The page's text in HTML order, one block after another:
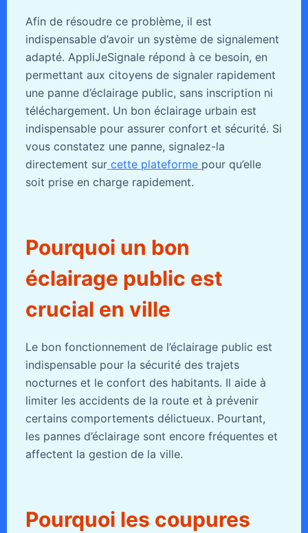
Afin de résoudre ce problème, il est
indispensable d’avoir un système de signalement
adapté. AppliJeSignale répond à ce besoin, en
permettant aux citoyens de signaler rapidement
une panne d’éclairage public, sans inscription ni
téléchargement. Un bon éclairage urbain est
indispensable pour assurer confort et sécurité. Si
vous constatez une panne, signalez-la
directement surcette plateforme pour qu’elle
soit prise en charge rapidement.
Pourquoi un bon
éclairage public est
crucial en ville
Le bon fonctionnement de l’éclairage public est
indispensable pour la sécurité des trajets
nocturnes et le confort des habitants. Il aide à
limiter les accidents de la route et à prévenir
certains comportements délictueux. Pourtant,
les pannes d’éclairage sont encore fréquentes et
affectent la gestion de la ville.
Pourquoi les coupures